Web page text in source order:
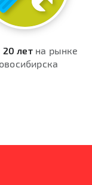
20 летна рынке